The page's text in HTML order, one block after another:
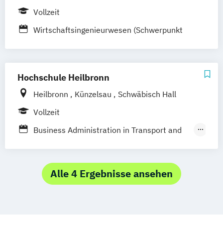
Vollzeit
Wirtschaftsingenieurwesen (Schwerpunkt
Hochschule Heilbronn
Heilbronn Künzelsau
Schwäbisch Hall
Vollzeit
Business Administration in Transport and
Logistik- und Mobilitätsmanagement
Management und Beschaffungswirtschaft
Alle 4 Ergebnisse ansehen